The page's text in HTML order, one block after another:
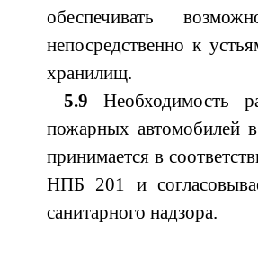
обеспечивать
непосредственно к
хранилищ.
5.9 Необходимость
пожарных автомобилей
принимается в
НПБ 201 и
санитарного надзора.